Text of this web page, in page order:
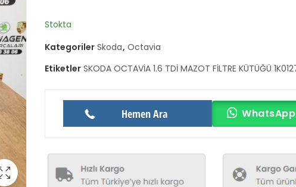
Stokta
Kategoriler Skoda, Octavia
Etiketler SKODA OCTAVİA 1.6 TDİ MAZOT FİLTRE KÜTÜĞÜ
Hemen Ara WhatsApp